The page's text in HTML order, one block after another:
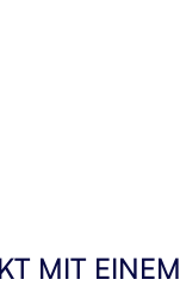
MIT EINEM